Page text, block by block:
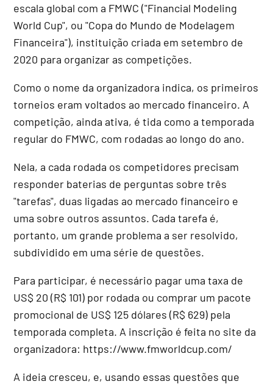
escala global com a FMWC ("Financial Modeling
World Cup", ou "Copa do Mundo de Modelagem
Financeira"), instituição criada em setembro de
2020 para organizar as competições.
Como o nome da organizadora indica, os primeiros
torneios eram voltados ao mercado financeiro. A
competição, ainda ativa, é tida como a temporada
regular do FMWC, com rodadas ao longo do ano.
Nela, a cada rodada os competidores precisam
responder baterias de perguntas sobre três
"tarefas", duas ligadas ao mercado financeiro e
uma sobre outros assuntos. Cada tarefa é,
portanto, um grande problema a ser resolvido,
subdividido em uma série de questões.
Para participar, é necessário pagar uma taxa de
US$ 20 (R$ 101) por rodada ou comprar um pacote
promocional de US$ 125 dólares (R$ 629) pela
temporada completa. A inscrição é feita no site da
organizadora: https://www.fmworldcup.com/
A ideia cresceu, e, usando essas questões que